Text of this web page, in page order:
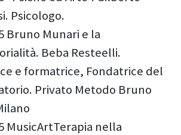
Psicologo.
Bruno Munari e la
Beba Resteelli.
e formatrice, Fondatrice del
Privato Metodo Bruno
MusicArtTerapia nella